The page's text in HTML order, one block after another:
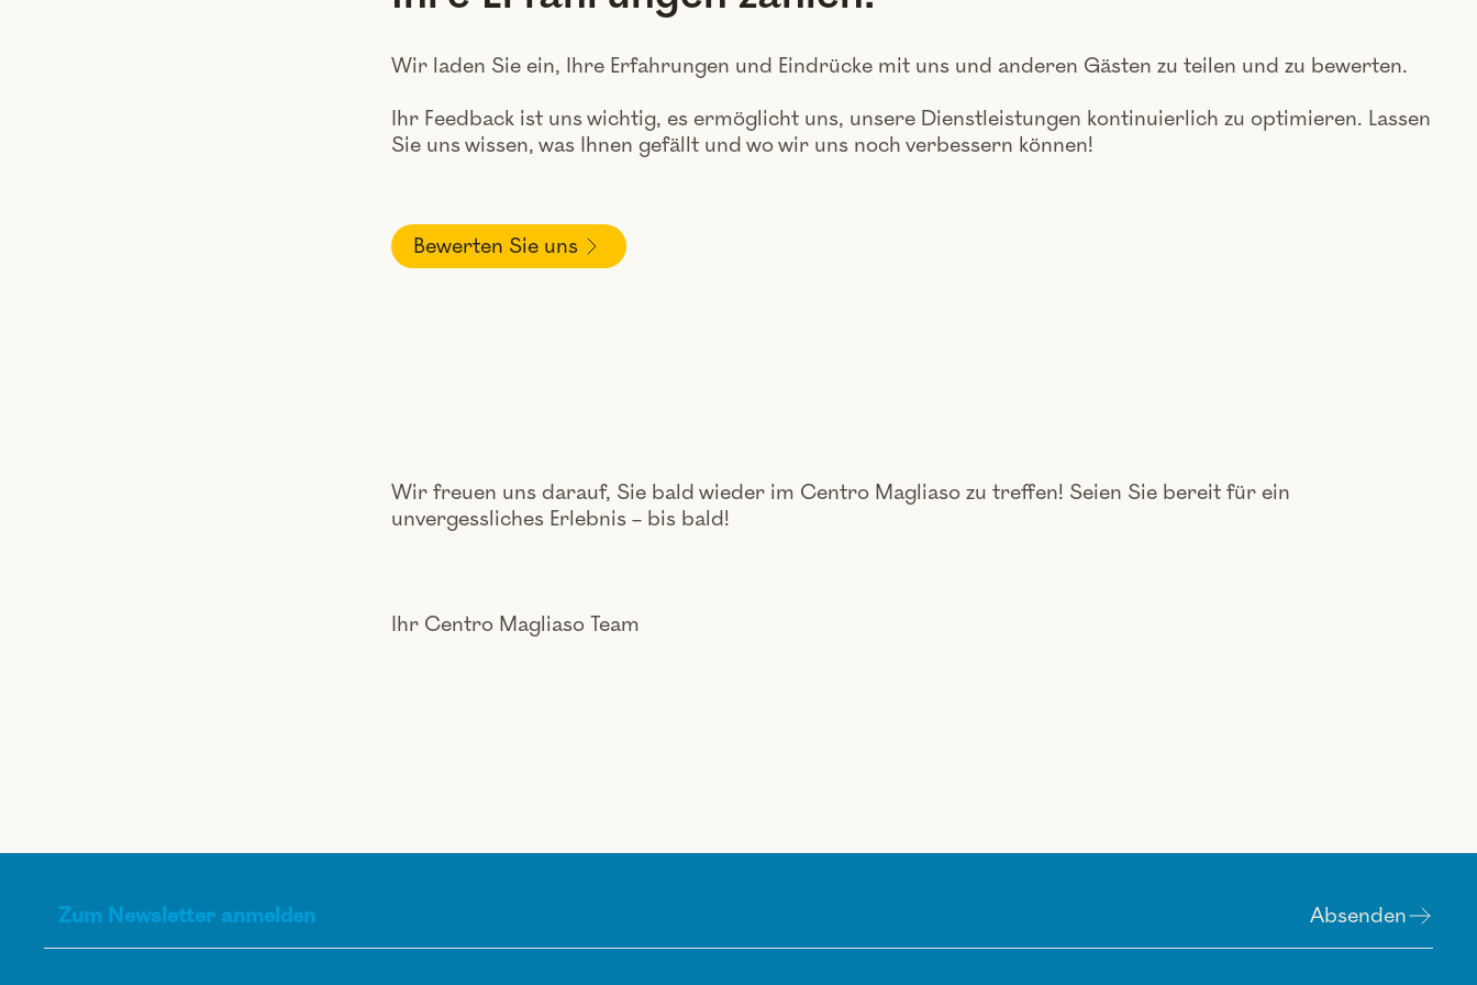
Wir laden Sie ein, Ihre Erfahrungen und Eindrücke mit uns und anderen Gästen zu teilen und zu bewerten.
Ihr Feedback ist uns wichtig, es ermöglicht uns, unsere Dienstleistungen kontinuierlich zu optimieren. Lassen
Sie uns wissen, was Ihnen gefällt und wo wir uns noch verbessern können!
Bewerten Sie uns
Wir freuen uns darauf, Sie bald wieder im Centro Magliaso zu treffen! Seien Sie bereit für ein
unvergessliches Erlebnis – bis bald!
Ihr Centro Magliaso Team
Absenden